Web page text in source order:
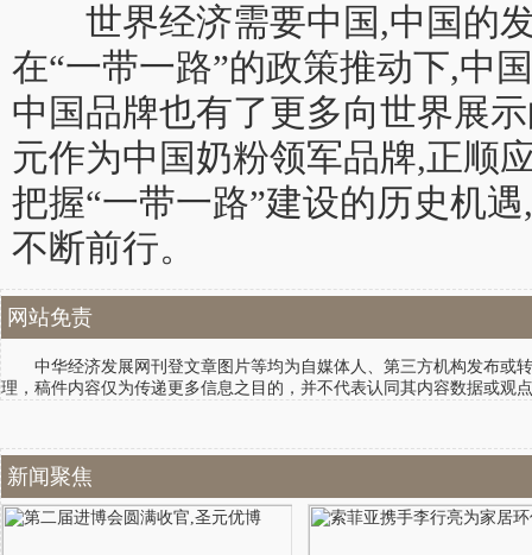
世界经济需要中国,中国的发
在“一带一路”的政策推动下,中
中国品牌也有了更多向世界展
元作为中国奶粉领军品牌,正顺
把握“一带一路”建设的历史机
不断前行。
网站免责
中华经济发展网刊登文章图片等均为自媒体人、第三方机构发布或
理，稿件内容仅为传递更多信息之目的，并不代表认同其内容数据或观
新闻聚焦